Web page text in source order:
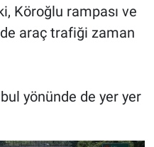
Köroğlu rampası ve
araç trafiği zaman
yönünde de yer yer